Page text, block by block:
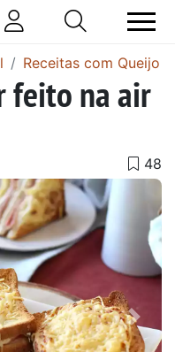
Receitas com Queijo
feito na air
Next